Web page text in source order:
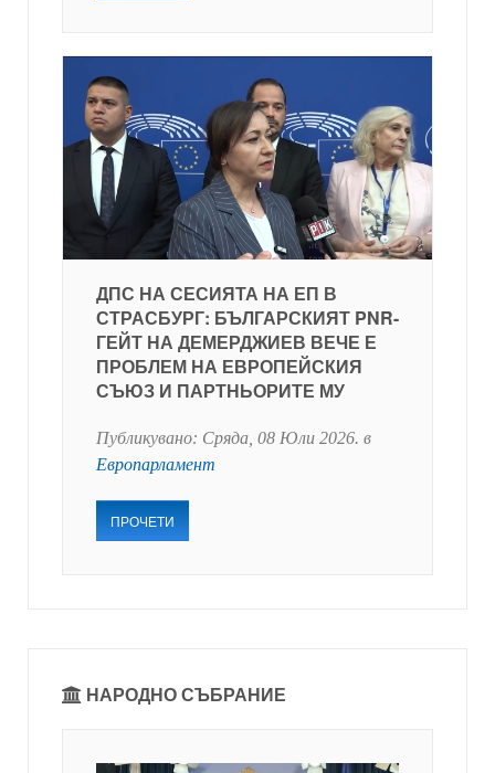
ДПС НА СЕСИЯТА НА ЕП В
СТРАСБУРГ: БЪЛГАРСКИЯТ PNR-
ГЕЙТ НА ДЕМЕРДЖИЕВ ВЕЧЕ Е
ПРОБЛЕМ НА ЕВРОПЕЙСКИЯ
СЪЮЗ И ПАРТНЬОРИТЕ МУ
Публикувано: Сряда, 08 Юли 2026. в
Европарламент
ПРОЧЕТИ
НАРОДНО СЪБРАНИЕ